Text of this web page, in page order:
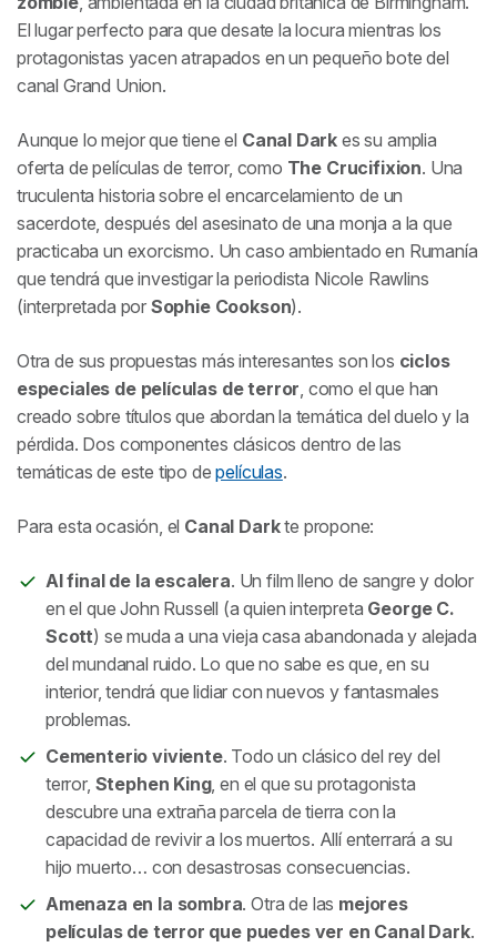
El lugar perfecto para que desate la locura mientras los
protagonistas yacen atrapados en un pequeño bote del
canal Grand Union.
Aunque lo mejor que tiene el Canal Dark es su amplia
oferta de películas de terror, como The Crucifixion. Una
truculenta historia sobre el encarcelamiento de un
sacerdote, después del asesinato de una monja a la que
practicaba un exorcismo. Un caso ambientado en Rumanía
que tendrá que investigar la periodista Nicole Rawlins
(interpretada por Sophie Cookson).
Otra de sus propuestas más interesantes son los ciclos
especiales de películas de terror, como el que han
creado sobre títulos que abordan la temática del duelo y la
pérdida. Dos componentes clásicos dentro de las
temáticas de este tipo depelículas.
Para esta ocasión, el Canal Darkte propone:
Al final de la escalera. Un film lleno de sangre y dolor
en el que John Russell (a quien interpreta George C.
Scott) se muda a una vieja casa abandonada y alejada
del mundanal ruido. Lo que no sabe es que, en su
interior, tendrá que lidiar con nuevos y fantasmales
problemas.
Cementerio viviente. Todo un clásico del rey del
terror, Stephen King, en el que su protagonista
descubre una extraña parcela de tierra con la
capacidad de revivir a los muertos. Allí enterrará a su
hijo muerto… con desastrosas consecuencias.
Amenaza en la sombra. Otra de las mejores
películas de terror que puedes ver en Canal Dark.